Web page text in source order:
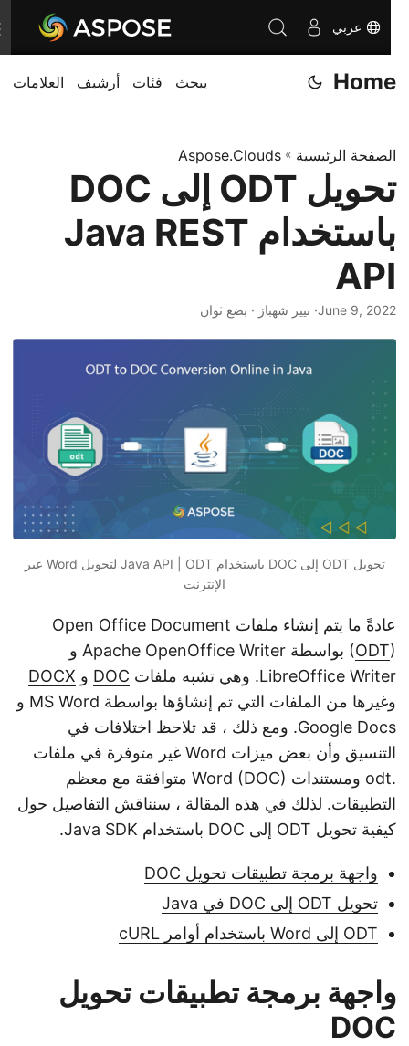
عربي
Home يبحث فئات أرشيف العلامات
الصفحة الرئيسية»
Aspose.Clouds
تحويل ODT إلى DOC
باستخدام Java REST
API
June 9, 2022· نيير شهباز · بضع ثوان
تحويل ODT إلى DOC باستخدام Java API | ODT لتحويل Word عبر
الإنترنت
عادةً ما يتم إنشاء ملفات Open Office Document
(ODT
) بواسطة Apache OpenOffice Writer و
LibreOffice Writer. وهي تشبه ملفات
DOCوDOCX
وغيرها من الملفات التي تم إنشاؤها بواسطة MS Word و
Google Docs. ومع ذلك ، قد تلاحظ اختلافات في
التنسيق وأن بعض ميزات Word غير متوفرة في ملفات
.odt ومستندات Word (DOC) متوافقة مع معظم
التطبيقات. لذلك في هذه المقالة ، سنناقش التفاصيل حول
كيفية تحويل ODT إلى DOC باستخدام Java SDK.
واجهة برمجة تطبيقات تحويل DOC
تحويل ODT إلى DOC في Java
ODT إلى Word باستخدام أوامر cURL
واجهة برمجة تطبيقات تحويل
DOC